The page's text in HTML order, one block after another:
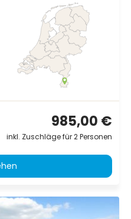
985,00 €
inkl. Zuschläge für 2 Personen